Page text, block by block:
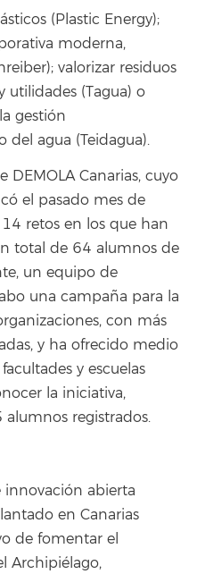
(Plastic Energy);
moderna,
valorizar residuos
utilidades (Tagua) o
gestión
agua (Teidagua).
Canarias, cuyo
el pasado mes de
retos en los que han
total de 64 alumnos de
un equipo de
una campaña para la
con más
y ha ofrecido medio
y escuelas
la iniciativa,
registrados.
innovación abierta
en Canarias
de fomentar el
Archipiélago,